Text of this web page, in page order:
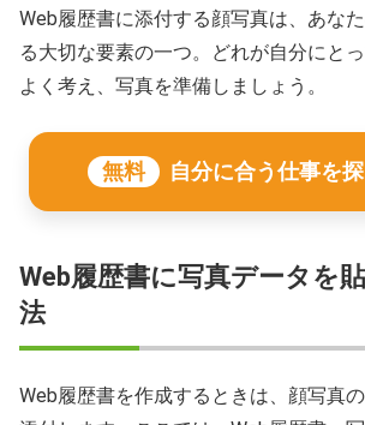
Web履歴書に添付する顔写真は、あな
る大切な要素の一つ。どれが自分にと
よく考え、写真を準備しましょう。
無料 自分に合う仕事を
Web履歴書に写真データを
法
Web履歴書を作成するときは、顔写真